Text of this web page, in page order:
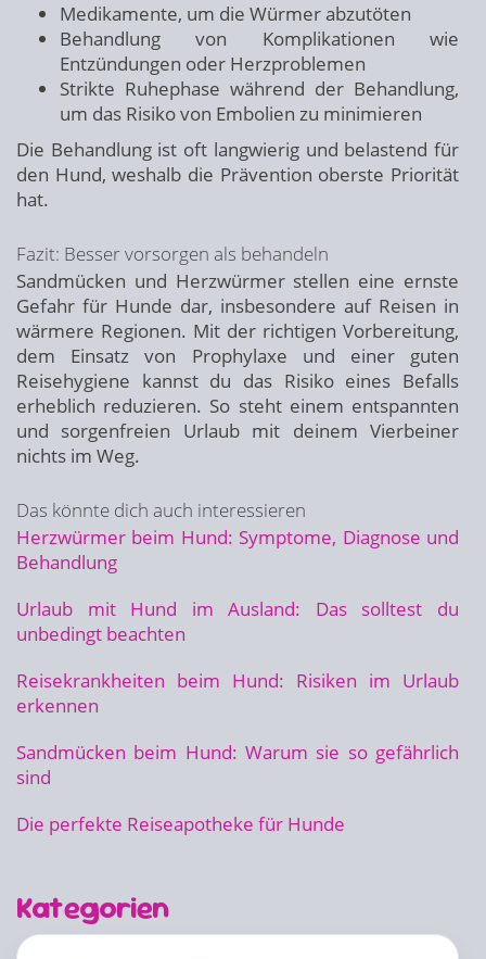
Medikamente, um die Würmer abzutöten
Behandlung von Komplikationen wie
Entzündungen oder Herzproblemen
Strikte Ruhephase während der Behandlung,
um das Risiko von Embolien zu minimieren
Die Behandlung ist oft langwierig und belastend für
den Hund, weshalb die Prävention oberste Priorität
hat.
Fazit: Besser vorsorgen als behandeln
Sandmücken und Herzwürmer stellen eine ernste
Gefahr für Hunde dar, insbesondere auf Reisen in
wärmere Regionen. Mit der richtigen Vorbereitung,
dem Einsatz von Prophylaxe und einer guten
Reisehygiene kannst du das Risiko eines Befalls
erheblich reduzieren. So steht einem entspannten
und sorgenfreien Urlaub mit deinem Vierbeiner
nichts im Weg.
Das könnte dich auch interessieren
Herzwürmer beim Hund: Symptome, Diagnose und
Behandlung
Urlaub mit Hund im Ausland: Das solltest du
unbedingt beachten
Reisekrankheiten beim Hund: Risiken im Urlaub
erkennen
Sandmücken beim Hund: Warum sie so gefährlich
sind
Die perfekte Reiseapotheke für Hunde
Kategorien